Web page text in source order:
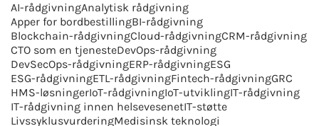
AI-rådgivningAnalytisk rådgivning
Apper for bordbestillingBI-rådgivning
Blockchain-rådgivningCloud-rådgivningCRM-rådgivning
CTO som en tjenesteDevOps-rådgivning
DevSecOps-rådgivningERP-rådgivningESG
ESG-rådgivningETL-rådgivningFintech-rådgivningGRC
HMS-løsningerIoT-rådgivningIoT-utviklingIT-rådgivning
IT-rådgivning innen helsevesenetIT-støtte
LivssyklusvurderingMedisinsk teknologi